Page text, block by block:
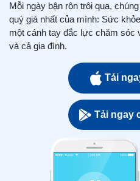
Mỗi ngày bận rộn trôi qua,
quý giá nhất của mình: Sức
một cánh tay đắc lực chăm sóc
và cả gia đình.
Tải
Tải ngay